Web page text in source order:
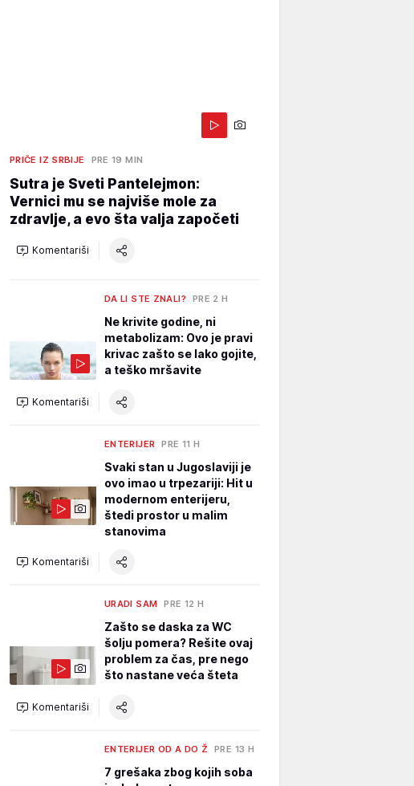
PRIČE IZ SRBIJE PRE 19 MIN
Sutra je Sveti Pantelejmon:
Vernici mu se najviše mole za
zdravlje, a evo šta valja započeti
Komentariši
DA LI STE ZNALI? PRE 2 H
Ne krivite godine, ni
metabolizam: Ovo je pravi
krivac zašto se lako gojite,
a teško mršavite
Komentariši
ENTERIJER PRE 11 H
Svaki stan u Jugoslaviji je
ovo imao u trpezariji: Hit u
modernom enterijeru,
štedi prostor u malim
stanovima
Komentariši
URADI SAM PRE 12 H
Zašto se daska za WC
šolju pomera? Rešite ovaj
problem za čas, pre nego
što nastane veća šteta
Komentariši
ENTERIJER OD A DO Ž PRE 13 H
7 grešaka zbog kojih soba